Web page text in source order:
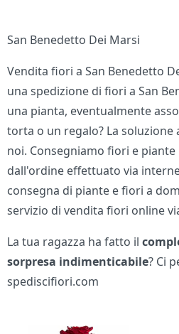
San Benedetto Dei Marsi
Vendita fiori a San Benedetto
una spedizione di fiori a San
una pianta, eventualmente
torta o un regalo? La
noi. Consegniamo fiori e
dall'ordine effettuato via
consegna di piante e fiori a
servizio di vendita fiori online
La tua ragazza ha fatto il
sorpresa indimenticabile? Ci
spediscifiori.com